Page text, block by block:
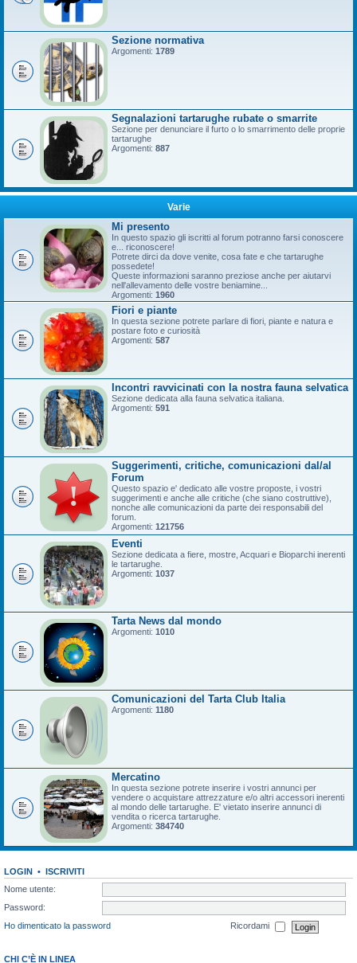
Sezione normativa
Argomenti: 1789
Segnalazioni tartarughe rubate o smarrite
Sezione per denunciare il furto o lo smarrimento delle proprie
tartarughe
Argomenti: 887
Varie
Mi presento
In questo spazio gli iscritti al forum potranno farsi conoscere
e... riconoscere!
Potrete dirci da dove venite, cosa fate e che tartarughe
possedete!
Queste informazioni saranno preziose anche per aiutarvi
nell'allevamento delle vostre beniamine...
Argomenti: 1960
Fiori e piante
In questa sezione potrete parlare di fiori, piante e natura e
postare foto e curiosità
Argomenti: 587
Incontri ravvicinati con la nostra fauna selvatica
Sezione dedicata alla fauna selvatica italiana.
Argomenti: 591
Suggerimenti, critiche, comunicazioni dal/al
Forum
Questo spazio e' dedicato alle vostre proposte, i vostri
suggerimenti e anche alle critiche (che siano costruttive),
nonche alle comunicazioni da parte dei responsabili del
forum.
Argomenti: 121756
Eventi
Sezione dedicata a fiere, mostre, Acquari e Bioparchi inerenti
le tartarughe.
Argomenti: 1037
Tarta News dal mondo
Argomenti: 1010
Comunicazioni del Tarta Club Italia
Argomenti: 1180
Mercatino
In questa sezione potrete inserire i vostri annunci per
vendere o acquistare attrezzature e/o altri accessori inerenti
al mondo delle tartarughe. E' vietato inserire annunci di
vendita o ricerca tartarughe.
Argomenti: 384740
LOGIN • ISCRIVITI
Nome utente:
Password:
Ho dimenticato la password
Ricordami
CHI C’È IN LINEA